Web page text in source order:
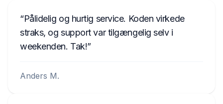
Pålidelig og hurtig service. Koden virkede
straks, og support var tilgængelig selv i
weekenden. Tak!
Anders M.